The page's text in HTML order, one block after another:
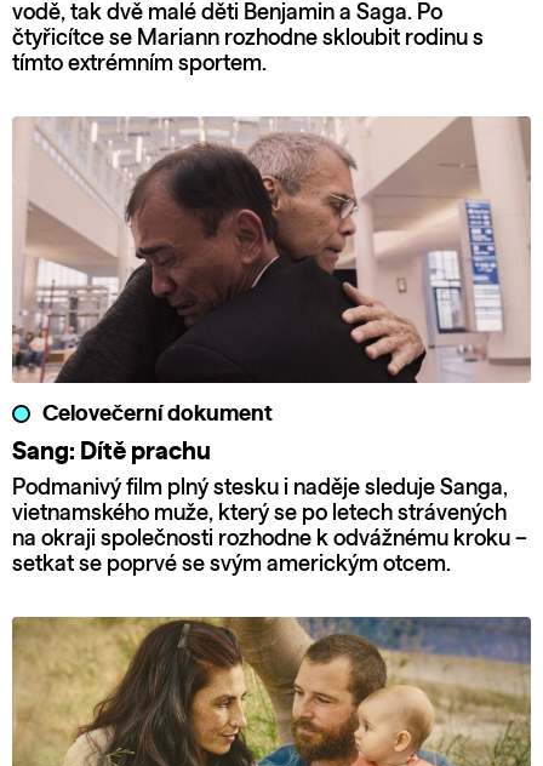
vodě, tak dvě malé děti Benjamin a Saga. Po
čtyřicítce se Mariann rozhodne skloubit rodinu s
tímto extrémním sportem.
Celovečerní dokument
Sang: Dítě prachu
Podmanivý film plný stesku i naděje sleduje Sanga,
vietnamského muže, který se po letech strávených
na okraji společnosti rozhodne k odvážnému kroku –
setkat se poprvé se svým americkým otcem.